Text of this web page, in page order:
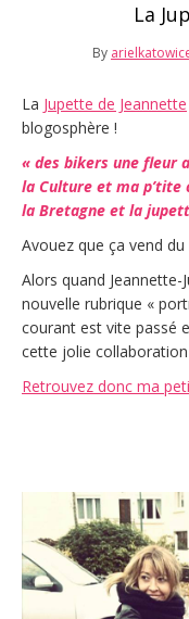
La
By
La Jupette de Jeannette
blogosphère !
« des bikers une fleur
la Culture et ma
la Bretagne et la
Avouez que ça vend du
Alors quand Jeannette-
nouvelle rubrique «
courant est vite passé
cette jolie collaboration
Retrouvez donc ma